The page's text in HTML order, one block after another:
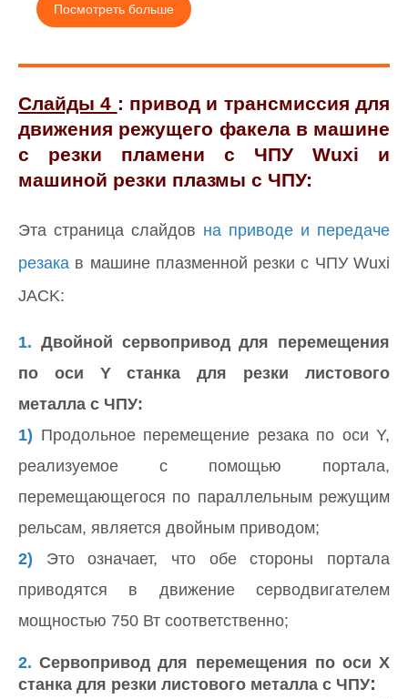
Посмотреть больше
Слайды 4 : привод и трансмиссия для
движения режущего факела в машине
с резки пламени с ЧПУ Wuxi и
машиной резки плазмы с ЧПУ:
Эта страница слайдов на приводе и передаче
резака в машине плазменной резки с ЧПУ Wuxi
JACK:
1. Двойной сервопривод для перемещения
по оси Y станка для резки листового
металла с ЧПУ:
1) Продольное перемещение резака по оси Y,
реализуемое с помощью портала,
перемещающегося по параллельным режущим
рельсам, является двойным приводом;
2) Это означает, что обе стороны портала
приводятся в движение серводвигателем
мощностью 750 Вт соответственно;
2. Сервопривод для перемещения по оси X
станка для резки листового металла с ЧПУ: